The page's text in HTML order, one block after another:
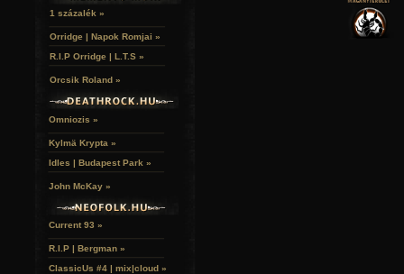
HELYEK
RELIKVIÁK
VERSEK
1 százalék »
Orridge | Napok Romjai »
R.I.P Orridge | L.T.S »
Orcsik Roland »
Omniozis »
Kylmä Krypta »
Idles | Budapest Park »
John McKay »
Current 93 »
R.I.P | Bergman »
ClassicUs #4 | mix|cloud »